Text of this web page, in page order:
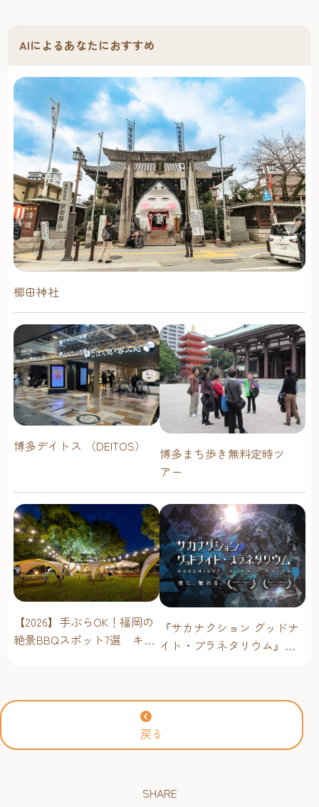
AIによるあなたにおすすめ
櫛田神社
博多デイトス （DEITOS）
博多まち歩き無料定時ツ
アー
【2026】手ぶらOK！福岡の
絶景BBQスポット7選 キャ
『サカナクション グッドナ
イト・プラネタリウム』が
2026年
戻る
SHARE